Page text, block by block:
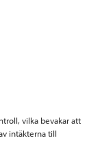
vilka bevakar att
intäkterna till